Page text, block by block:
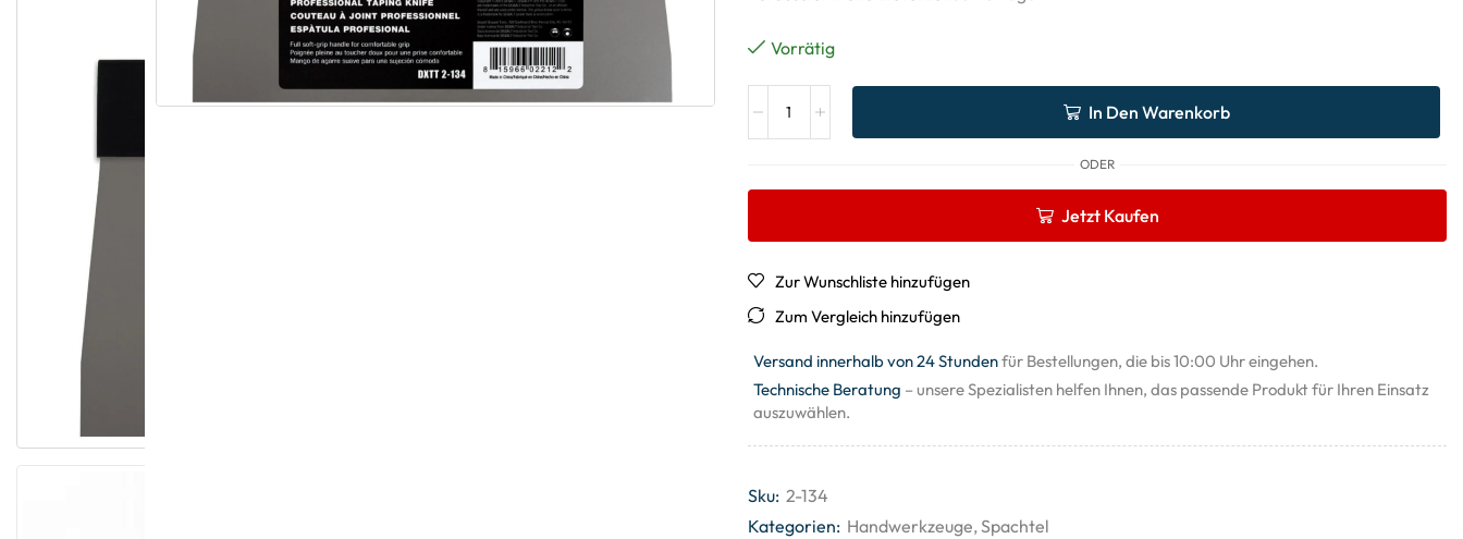
Vorrätig
In Den Warenkorb
ODER
Jetzt Kaufen
Zur Wunschliste hinzufügen
Zum Vergleich hinzufügen
Versand innerhalb von 24 Stundenfür Bestellungen, die bis 10:00 Uhr eingehen.
Technische Beratung – unsere Spezialisten helfen Ihnen, das passende Produkt für Ihren Einsatz
auszuwählen.
Sku: 2-134
Kategorien: Handwerkzeuge,Spachtel